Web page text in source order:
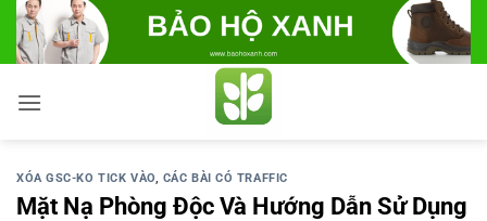
Bỏ
qua
nội
dung
XÓA GSC-KO TICK VÀO, CÁC BÀI CÓ TRAFFIC
Mặt Nạ Phòng Độc Và Hướng Dẫn Sử Dụng